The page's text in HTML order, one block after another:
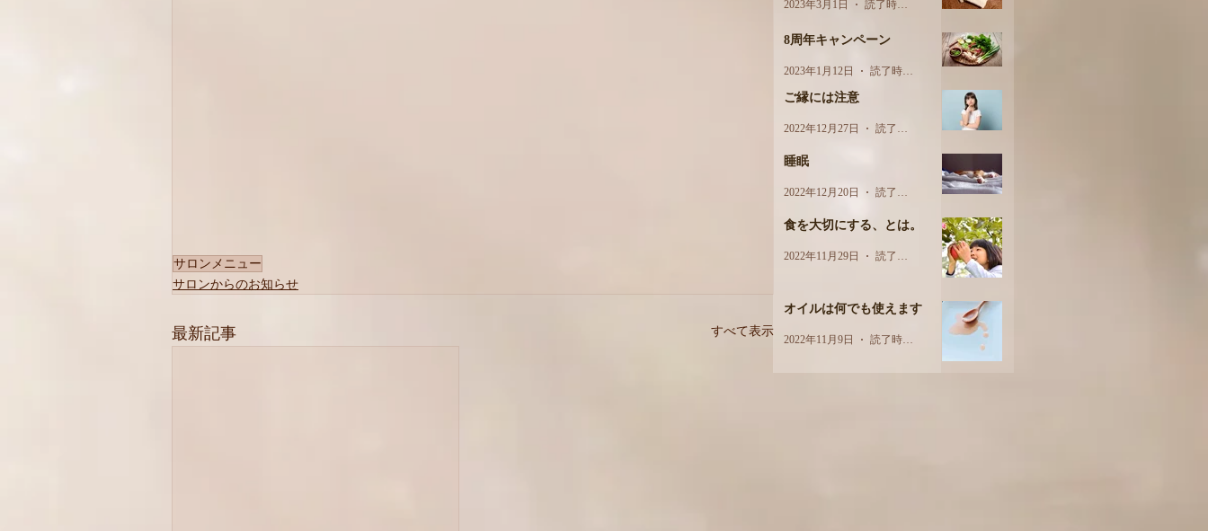
サロンメニュー
サロンからのお知らせ
最新記事 すべて表示
2023年3月1日
8周年キャンペーン
2023年1月12日
ご縁には注意
2022年12月27日
睡眠
2022年12月20日
食を大切にする、とは。
2022年11月29日
オイルは何でも使えます
2022年11月9日